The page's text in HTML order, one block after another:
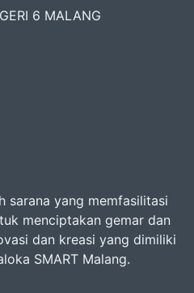
6 MALANG
sarana yang memfasilitasi
menciptakan gemar dan
dan kreasi yang dimiliki
SMART Malang.